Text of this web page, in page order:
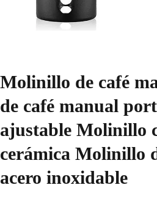
Molinillo de café
de café manual
ajustable Molinillo
cerámica Molinillo
acero inoxidable